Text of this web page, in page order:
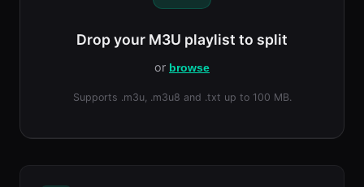
Drop your M3U playlist to split
or browse
Supports .m3u, .m3u8 and .txt up to 100 MB.